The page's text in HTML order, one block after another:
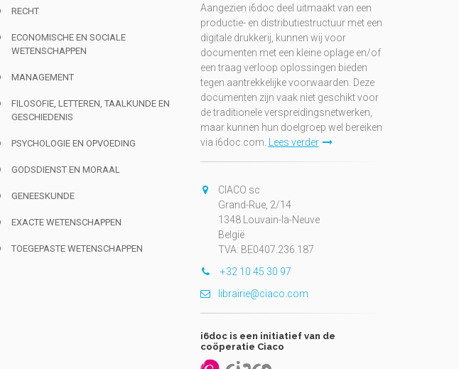
RECHT
ECONOMISCHE EN SOCIALE
WETENSCHAPPEN
MANAGEMENT
FILOSOFIE, LETTEREN, TAALKUNDE EN
GESCHIEDENIS
PSYCHOLOGIE EN OPVOEDING
GODSDIENST EN MORAAL
GENEESKUNDE
EXACTE WETENSCHAPPEN
TOEGEPASTE WETENSCHAPPEN
Aangezien i6doc deel uitmaakt van een
productie- en distributiestructuur met een
digitale drukkerij, kunnen wij voor
documenten met een kleine oplage en/of
een traag verloop oplossingen bieden
tegen aantrekkelijke voorwaarden. Deze
documenten zijn vaak niet geschikt voor
de traditionele verspreidingsnetwerken,
maar kunnen hun doelgroep wel bereiken
via i6doc.com.
Lees verder
CIACO sc
Grand-Rue, 2/14
1348 Louvain-la-Neuve
België
TVA: BE0407.236.187
+32 10 45 30 97
librairie@ciaco.com
i6doc is een initiatief van de
coöperatie Ciaco